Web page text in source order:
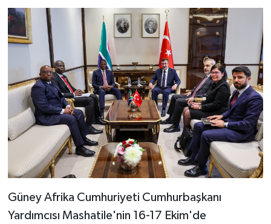
Güney Afrika Cumhuriyeti Cumhurbaşkanı
Yardımcısı Mashatile'nin 16-17 Ekim'de